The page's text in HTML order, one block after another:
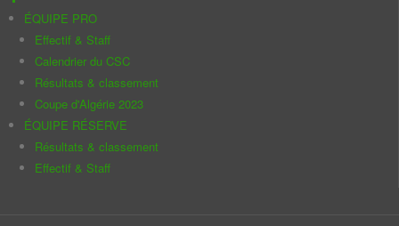
ÉQUIPE PRO
Effectif & Staff
Calendrier du CSC
Résultats & classement
Coupe d'Algérie 2023
ÉQUIPE RÉSERVE
Résultats & classement
Effectif & Staff